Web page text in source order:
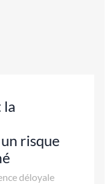
la
risque
déloyale